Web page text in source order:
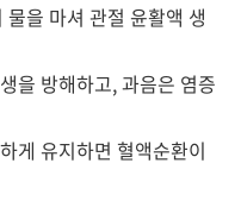
을 마셔 관절 윤활액 생
을 방해하고, 과음은 염증
게 유지하면 혈액순환이